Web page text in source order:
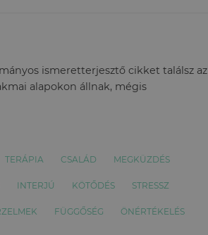
ismeretterjesztő cikket találsz az
alapokon állnak, mégis
TERÁPIA CSALÁD MEGKÜZDÉS
INTERJÚ KÖTŐDÉS STRESSZ
FÜGGŐSÉG ÖNÉRTÉKELÉS